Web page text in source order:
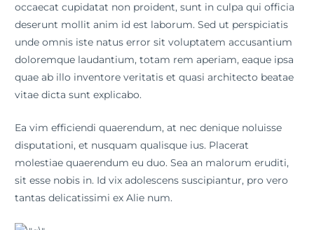
occaecat cupidatat non proident, sunt in culpa qui officia
deserunt mollit anim id est laborum. Sed ut perspiciatis
unde omnis iste natus error sit voluptatem accusantium
doloremque laudantium, totam rem aperiam, eaque ipsa
quae ab illo inventore veritatis et quasi architecto beatae
vitae dicta sunt explicabo.
Ea vim efficiendi quaerendum, at nec denique noluisse
disputationi, et nusquam qualisque ius. Placerat
molestiae quaerendum eu duo. Sea an malorum eruditi,
sit esse nobis in. Id vix adolescens suscipiantur, pro vero
tantas delicatissimi ex Alie num.